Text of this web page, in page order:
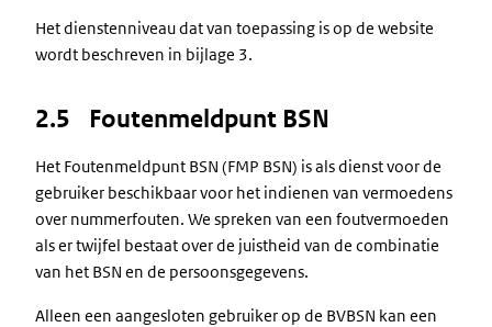
Het dienstenniveau dat van toepassing is op de website
wordt beschreven in bijlage 3.
2.5 Foutenmeldpunt BSN
Het Foutenmeldpunt BSN (FMP BSN) is als dienst voor de
gebruiker beschikbaar voor het indienen van vermoedens
over nummerfouten. We spreken van een foutvermoeden
als er twijfel bestaat over de juistheid van de combinatie
van het BSN en de persoonsgegevens.
Alleen een aangesloten gebruiker op de BVBSN kan een